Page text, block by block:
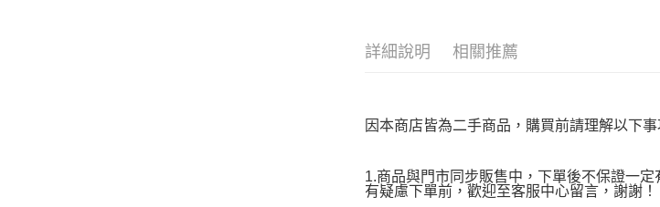
詳細說明 相關推薦
因本商店皆為二手商品，購買前請理解以下事
1.商品與門市同步販售中，下單後不保證一
有疑慮下單前，歡迎至客服中心留言，謝謝！